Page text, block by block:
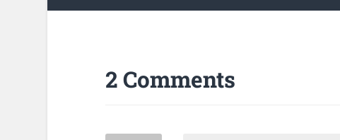
2 Comments